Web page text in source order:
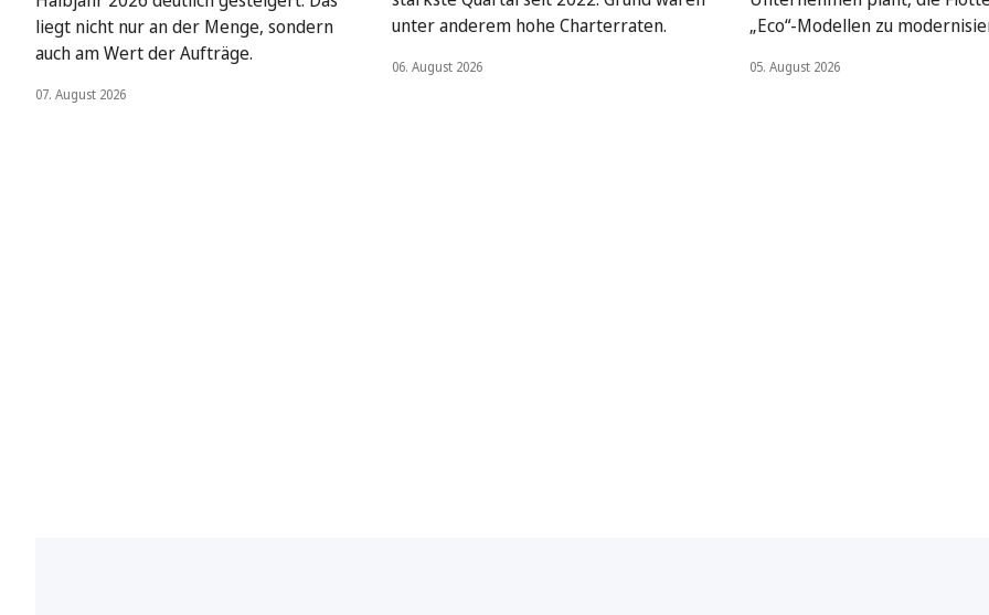
liegt nicht nur an der Menge, sondern
auch am Wert der Aufträge.
07. August 2026
unter anderem hohe Charterraten.
06. August 2026
„Eco“-Modellen zu
05. August 2026